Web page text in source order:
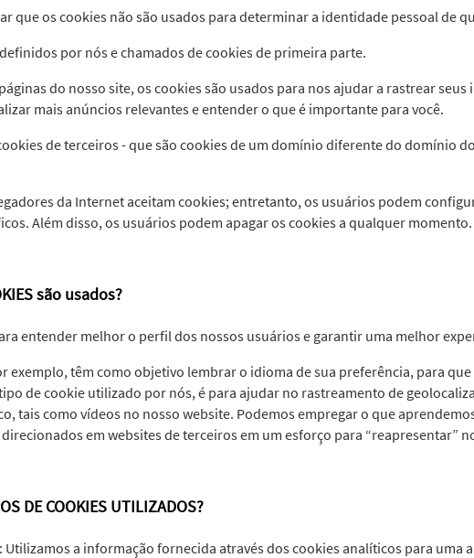
que os cookies não são usados para determinar a identidade pessoal de
por nós e chamados de cookies de primeira parte.
do nosso site, os cookies são usados para nos ajudar a rastrear
mais anúncios relevantes e entender o que é importante para você.
de terceiros - que são cookies de um domínio diferente do domínio
da Internet aceitam cookies; entretanto, os usuários podem
Além disso, os usuários podem apagar os cookies a qualquer momento.
são usados?
entender melhor o perfil dos nossos usuários e garantir uma melhor
exemplo, têm como objetivo lembrar o idioma de sua preferência, para
de cookie utilizado por nós, é para ajudar no rastreamento de
tais como vídeos no nosso website. Podemos empregar o que
em websites de terceiros em um esforço para “reapresentar”
DE COOKIES UTILIZADOS?
Utilizamos a informação fornecida através dos cookies analíticos para